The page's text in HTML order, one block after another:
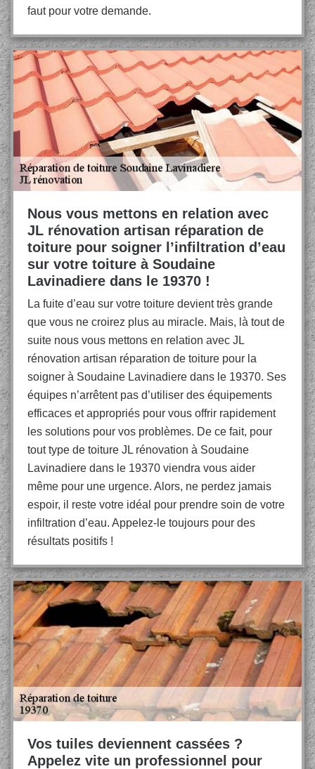
faut pour votre demande.
Nous vous mettons en relation avec
JL rénovation artisan réparation de
toiture pour soigner l’infiltration d’eau
sur votre toiture à Soudaine
Lavinadiere dans le 19370 !
La fuite d’eau sur votre toiture devient très grande
que vous ne croirez plus au miracle. Mais, là tout de
suite nous vous mettons en relation avec JL
rénovation artisan réparation de toiture pour la
soigner à Soudaine Lavinadiere dans le 19370. Ses
équipes n’arrêtent pas d’utiliser des équipements
efficaces et appropriés pour vous offrir rapidement
les solutions pour vos problèmes. De ce fait, pour
tout type de toiture JL rénovation à Soudaine
Lavinadiere dans le 19370 viendra vous aider
même pour une urgence. Alors, ne perdez jamais
espoir, il reste votre idéal pour prendre soin de votre
infiltration d’eau. Appelez-le toujours pour des
résultats positifs !
Vos tuiles deviennent cassées ?
Appelez vite un professionnel pour